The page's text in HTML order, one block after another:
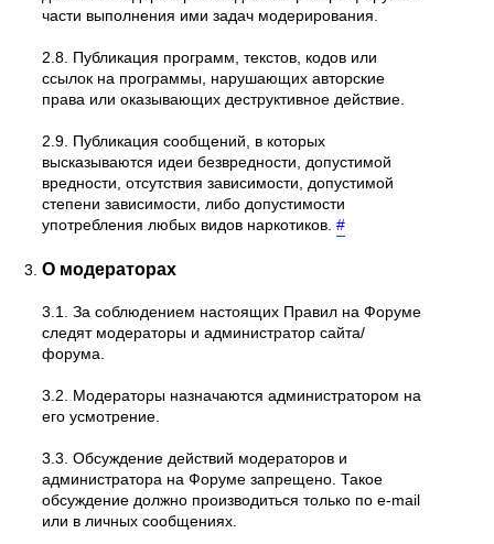
части выполнения ими задач модерирования.
2.8. Публикация программ, текстов, кодов или
ссылок на программы, нарушающих авторские
права или оказывающих деструктивное действие.
2.9. Публикация сообщений, в которых
высказываются идеи безвредности, допустимой
вредности, отсутствия зависимости, допустимой
степени зависимости, либо допустимости
употребления любых видов наркотиков.#
О модераторах
3.1. За соблюдением настоящих Правил на Форуме
следят модераторы и администратор сайта/
форума.
3.2. Модераторы назначаются администратором на
его усмотрение.
3.3. Обсуждение действий модераторов и
администратора на Форуме запрещено. Такое
обсуждение должно производиться только по e-mail
или в личных сообщениях.